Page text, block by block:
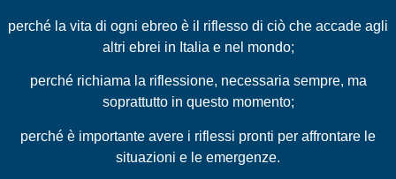
perché la vita di ogni ebreo è il riflesso di ciò che accade agli
altri ebrei in Italia e nel mondo;
perché richiama la riflessione, necessaria sempre, ma
soprattutto in questo momento;
perché è importante avere i riflessi pronti per affrontare le
situazioni e le emergenze.